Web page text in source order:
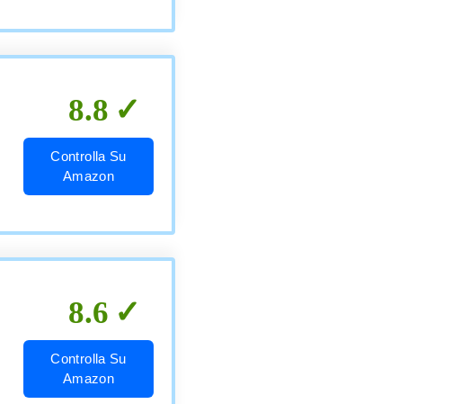
8.8
Controlla Su
Amazon
8.6
Controlla Su
Amazon